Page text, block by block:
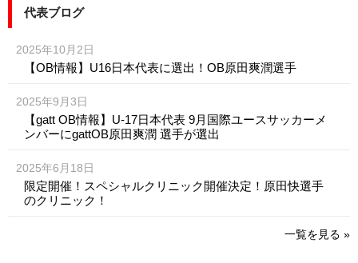
代表ブログ
2025年10月2日
【OB情報】U16日本代表に選出！OB原田爽潤選手
2025年9月3日
【gatt OB情報】U-17日本代表 9月国際ユースサッカーメ
ンバーにgattOB原田爽潤 選手が選出
2025年6月18日
限定開催！スペシャルクリニック開催決定！原田快選手
のクリニック！
一覧を見る »